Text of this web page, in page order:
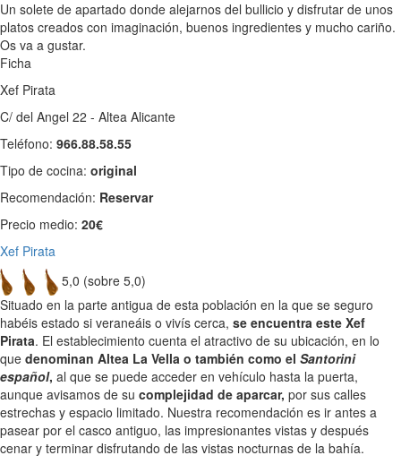
Un solete de apartado donde alejarnos del bullicio y disfrutar de unos
platos creados con imaginación, buenos ingredientes y mucho cariño.
Os va a gustar.
Ficha
Xef Pirata
C/ del Angel 22 - Altea Alicante
Teléfono: 966.88.58.55
Tipo de cocina: original
Recomendación: Reservar
Precio medio: 20€
Xef Pirata
5,0 (sobre 5,0)
Situado en la parte antigua de esta población en la que se seguro
habéis estado si veraneáis o vivís cerca, se encuentra este Xef
Pirata. El establecimiento cuenta el atractivo de su ubicación, en lo
que denominan Altea La Vella o también como el Santorini
español, al que se puede acceder en vehículo hasta la puerta,
aunque avisamos de su complejidad de aparcar, por sus calles
estrechas y espacio limitado. Nuestra recomendación es ir antes a
pasear por el casco antiguo, las impresionantes vistas y después
cenar y terminar disfrutando de las vistas nocturnas de la bahía.